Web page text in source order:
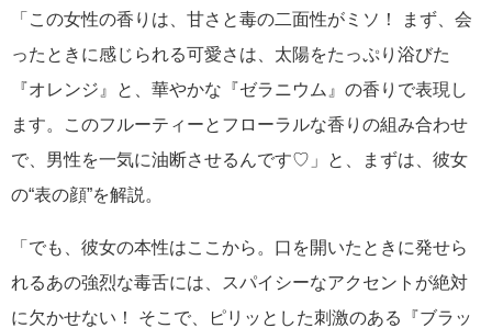
「この女性の香りは、甘さと毒の二面性がミソ！ まず、会
ったときに感じられる可愛さは、太陽をたっぷり浴びた
『オレンジ』と、華やかな『ゼラニウム』の香りで表現し
ます。このフルーティーとフローラルな香りの組み合わせ
で、男性を一気に油断させるんです♡」と、まずは、彼女
の“表の顔”を解説。
「でも、彼女の本性はここから。口を開いたときに発せら
れるあの強烈な毒舌には、スパイシーなアクセントが絶対
に欠かせない！ そこで、ピリッとした刺激のある『ブラッ